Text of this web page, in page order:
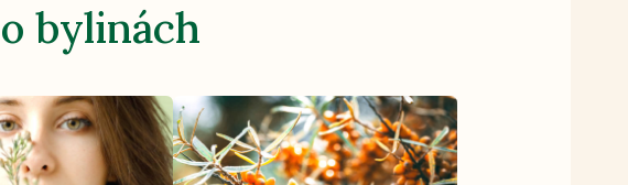
bylinách